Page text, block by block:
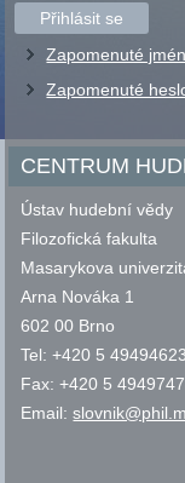
Přihlásit se
Zapomenuté
Zapomenuté
CENTRUM
Ústav hudební vědy
Filozofická fakulta
Masarykova
Arna Nováka 1
602 00 Brno
Tel: +420 5 49494623
Fax: +420 5
Email: